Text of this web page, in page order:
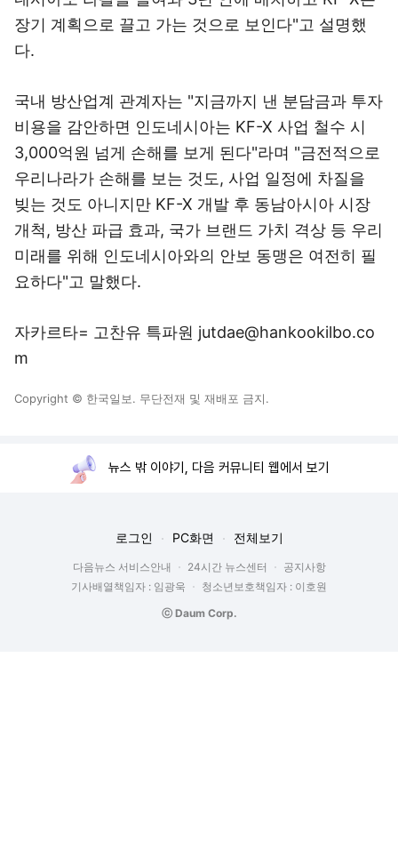
장기 계획으로 끌고 가는 것으로 보인다"고 설명했
다.
국내 방산업계 관계자는 "지금까지 낸 분담금과 투자
비용을 감안하면 인도네시아는 KF-X 사업 철수 시
3,000억원 넘게 손해를 보게 된다"라며 "금전적으로
우리나라가 손해를 보는 것도, 사업 일정에 차질을
빚는 것도 아니지만 KF-X 개발 후 동남아시아 시장
개척, 방산 파급 효과, 국가 브랜드 가치 격상 등 우리
미래를 위해 인도네시아와의 안보 동맹은 여전히 필
요하다"고 말했다.
자카르타= 고찬유 특파원 jutdae@hankookilbo.co
m
Copyright © 한국일보. 무단전재 및 재배포 금지.
뉴스 밖 이야기, 다음 커뮤니티 웹에서 보기
로그인 PC화면 전체보기
다음뉴스 서비스안내 24시간 뉴스센터
공지사항
기사배열책임자 : 임광욱
청소년보호책임자 : 이호원
ⓒ Daum Corp.